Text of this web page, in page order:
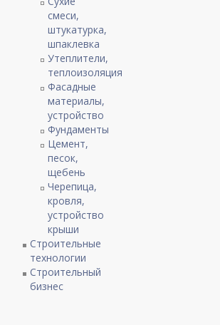
смеси,
штукатурка,
шпаклевка
Утеплители,
теплоизоляция
Фасадные
материалы,
устройство
Фундаменты
Цемент,
песок,
щебень
Черепица,
кровля,
устройство
крыши
Строительные
технологии
Строительный
бизнес